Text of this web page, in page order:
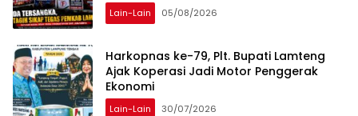
Lain-Lain 05/08/2026
Harkopnas ke-79, Plt. Bupati Lamteng
Ajak Koperasi Jadi Motor Penggerak
Ekonomi
Lain-Lain 30/07/2026